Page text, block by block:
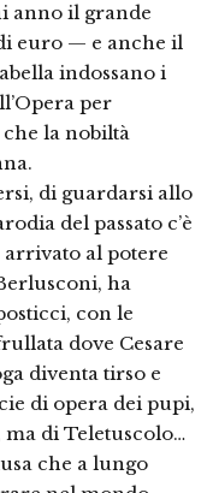
anno il grande
euro — e anche il
indossano i
per
la nobiltà
di guardarsi allo
del passato c’è
arrivato al potere
ha
con le
dove Cesare
diventa tirso e
di opera dei pupi,
di Teletuscolo…
che a lungo